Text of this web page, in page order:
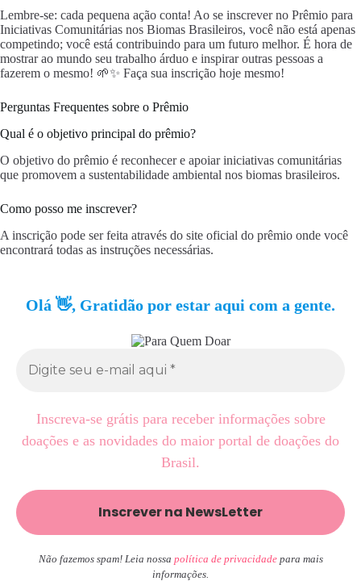
Lembre-se: cada pequena ação conta! Ao se inscrever no Prêmio para
Iniciativas Comunitárias nos Biomas Brasileiros, você não está apenas
competindo; você está contribuindo para um futuro melhor. É hora de
mostrar ao mundo seu trabalho árduo e inspirar outras pessoas a
fazerem o mesmo! 🌱✨ Faça sua inscrição hoje mesmo!
Perguntas Frequentes sobre o Prêmio
Qual é o objetivo principal do prêmio?
O objetivo do prêmio é reconhecer e apoiar iniciativas comunitárias
que promovem a sustentabilidade ambiental nos biomas brasileiros.
Como posso me inscrever?
A inscrição pode ser feita através do site oficial do prêmio onde você
encontrará todas as instruções necessárias.
Olá 👋, Gratidão por estar aqui com a gente.
Inscreva-se grátis para receber informações sobre
doações e as novidades do maior portal de doações do
Brasil.
Não fazemos spam! Leia nossa política de privacidadepara mais
informações.